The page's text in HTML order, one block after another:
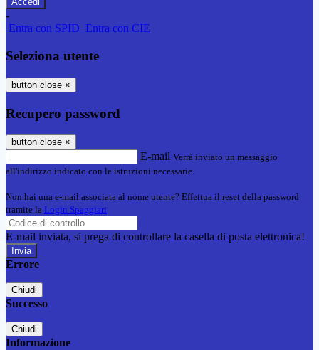
-
Entra con SPID Entra con CIE
Seleziona utente
button close ×
Recupero password
button close ×
E-mail Verrà inviato un messaggio
all'indirizzo indicato con le istruzioni necessarie.
Non hai una e-mail associata al nome utente? Effettua il reset della password
tramite la Login Spaggiari
E-mail inviata, si prega di controllare la casella di posta elettronica!
Errore
Chiudi
Successo
Chiudi
Informazione